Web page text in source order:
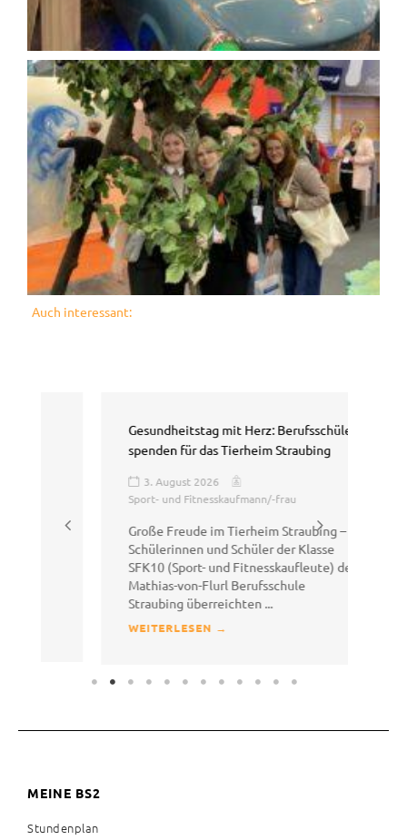
Auch interessant:
Gesundheitstag mit Herz: Berufsschüler
spenden für das Tierheim Straubing
3. August 2026
Sport- und Fitnesskaufmann/-frau
Große Freude im Tierheim Straubing –
Schülerinnen und Schüler der Klasse
SFK10 (Sport- und Fitnesskaufleute) der
Mathias-von-Flurl Berufsschule
Straubing überreichten ...
WEITERLESEN →
MEINE BS2
Stundenplan